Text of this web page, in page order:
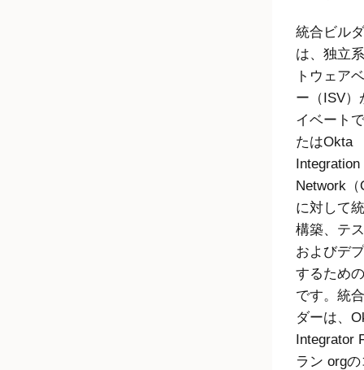
統合ビル
は、独立
トウェア
ー（ISV）
イベート
たはOkta
Integration
Network（
に対して
構築、テ
およびデ
するため
です。 統
ダーは、
Integrator
ラン orgの